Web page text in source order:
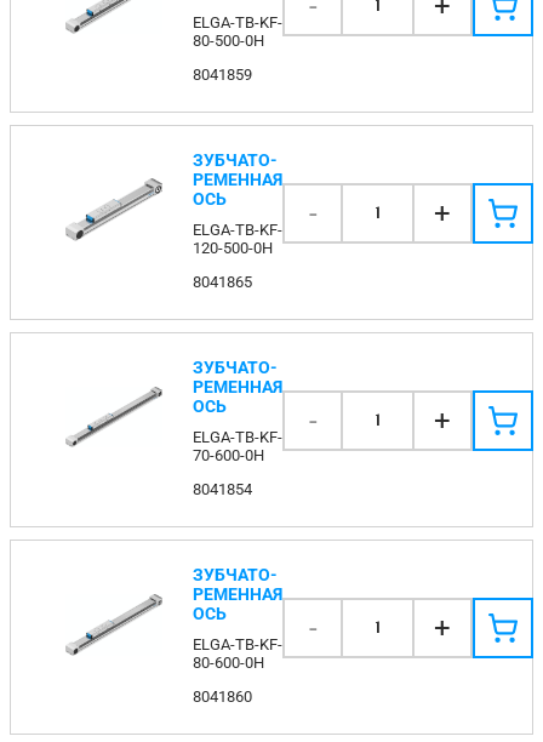
ELGA-TB-KF-
80-500-0H
8041859
1
ЗУБЧАТО-
РЕМЕННАЯ
ОСЬ
ELGA-TB-KF-
120-500-0H
8041865
- 1 +
ЗУБЧАТО-
РЕМЕННАЯ
ОСЬ
ELGA-TB-KF-
70-600-0H
8041854
- 1 +
ЗУБЧАТО-
РЕМЕННАЯ
ОСЬ
ELGA-TB-KF-
80-600-0H
8041860
- 1 +